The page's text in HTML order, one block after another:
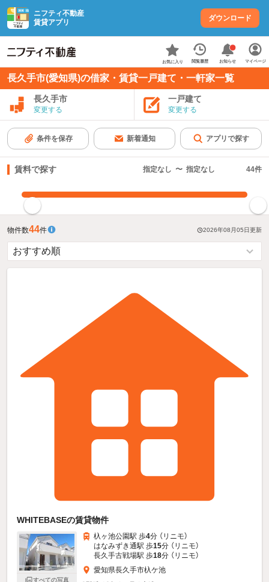
ニフティ不動産
賃貸アプリ
ダウンロード
お気に入り 閲覧履歴 お知らせ マイページ
長久手市(愛知県)の借家・賃貸一戸建て・一軒家一覧
長久手市
変更する
一戸建て
変更する
条件を保存 新着通知 アプリで探す
賃料で探す 指定なし 〜 指定なし 44件
物件数44件 2026年08月05日更新
WHITEBASEの賃貸物件
すべての写真
杁ヶ池公園駅 歩4分 （リニモ）
はなみずき通駅 歩15分 （リニモ）
長久手古戦場駅 歩18分 （リニモ）
愛知県長久手市杁ケ池